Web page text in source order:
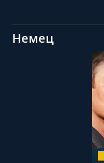
Немец